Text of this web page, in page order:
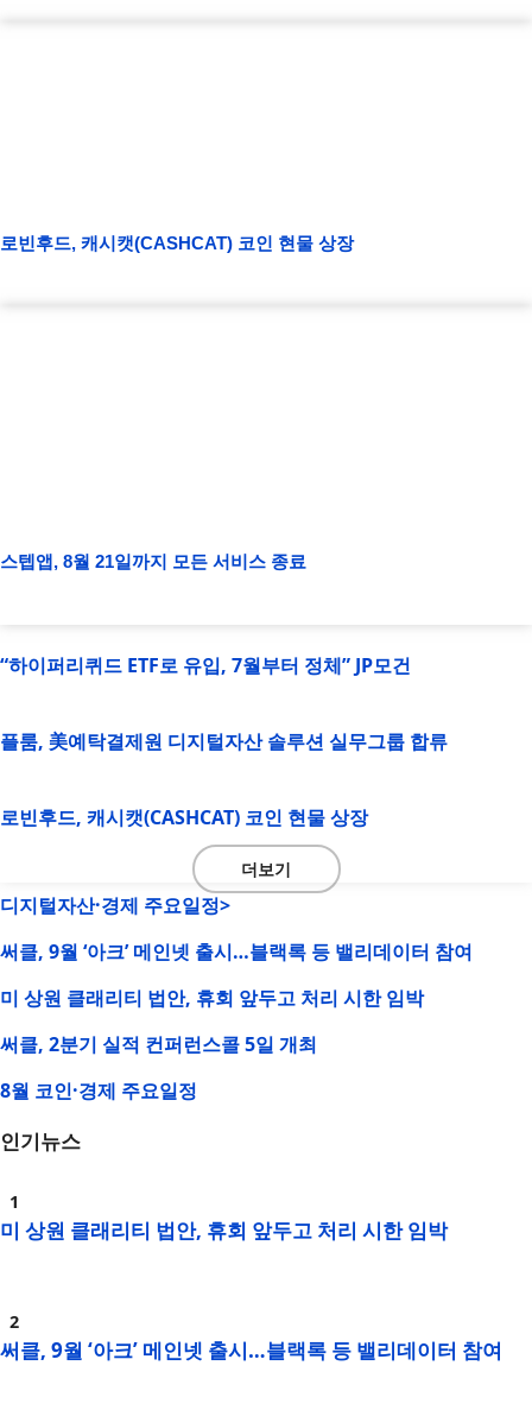
로빈후드, 캐시캣(CASHCAT) 코인 현물 상장
스텝앱, 8월 21일까지 모든 서비스 종료
“하이퍼리퀴드 ETF로 유입, 7월부터 정체” JP모건
플룸, 美예탁결제원 디지털자산 솔루션 실무그룹 합류
로빈후드, 캐시캣(CASHCAT) 코인 현물 상장
더보기
디지털자산·경제 주요일정>
써클, 9월 ‘아크’ 메인넷 출시…블랙록 등 밸리데이터 참여
미 상원 클래리티 법안, 휴회 앞두고 처리 시한 임박
써클, 2분기 실적 컨퍼런스콜 5일 개최
8월 코인·경제 주요일정
인기뉴스
미 상원 클래리티 법안, 휴회 앞두고 처리 시한 임박
써클, 9월 ‘아크’ 메인넷 출시…블랙록 등 밸리데이터 참여